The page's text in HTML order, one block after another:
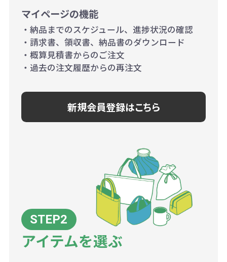
マイページの機能
・納品までのスケジュール、進捗状況の確認
・請求書、領収書、納品書のダウンロード
・概算見積書からのご注文
・過去の注文履歴からの再注文
新規会員登録はこちら
アイテムを選ぶ